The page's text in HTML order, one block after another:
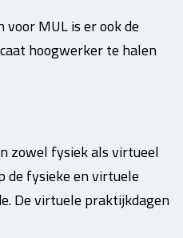
MUL is er ook de
hoogwerker te halen
zowel fysiek als virtueel
de fysieke en virtuele
De virtuele praktijkdagen